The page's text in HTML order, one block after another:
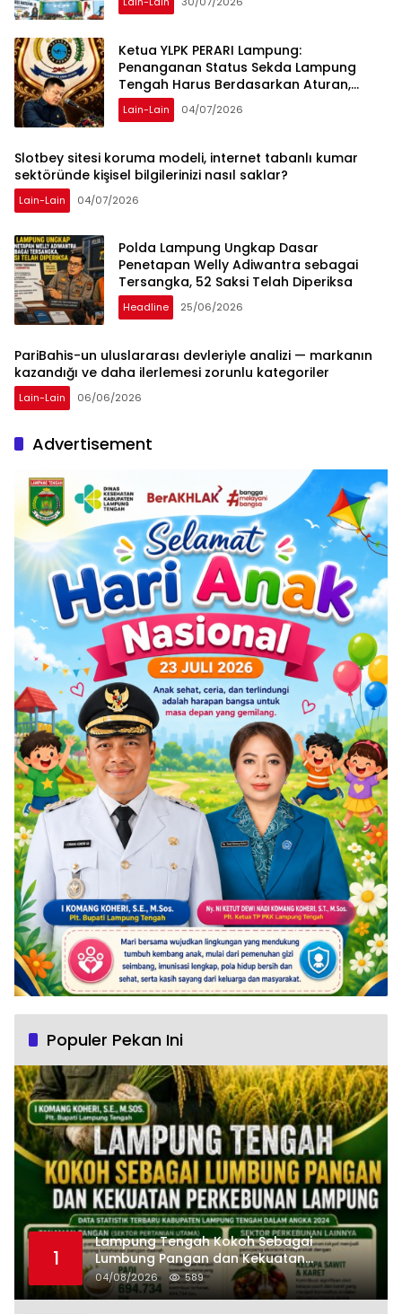
Ketua YLPK PERARI Lampung:
Penanganan Status Sekda Lampung
Tengah Harus Berdasarkan Aturan,
Bukan Tekanan Opini
Lain-Lain 04/07/2026
Slotbey sitesi koruma modeli, internet tabanlı kumar
sektöründe kişisel bilgilerinizi nasıl saklar?
Lain-Lain 04/07/2026
Polda Lampung Ungkap Dasar
Penetapan Welly Adiwantra sebagai
Tersangka, 52 Saksi Telah Diperiksa
Headline 25/06/2026
PariBahis-un uluslararası devleriyle analizi — markanın
kazandığı ve daha ilerlemesi zorunlu kategoriler
Lain-Lain 06/06/2026
Advertisement
Populer Pekan Ini
1
Lampung Tengah Kokoh Sebagai
Lumbung Pangan dan Kekuatan
Perkebunan Lampung, Komang Koheri:
Kemandirian Pangan adalah Fondasi
04/08/2026 589